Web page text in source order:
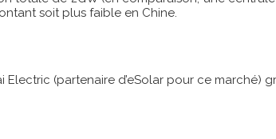
soit plus faible en Chine.
Electric (partenaire d’eSolar pour ce